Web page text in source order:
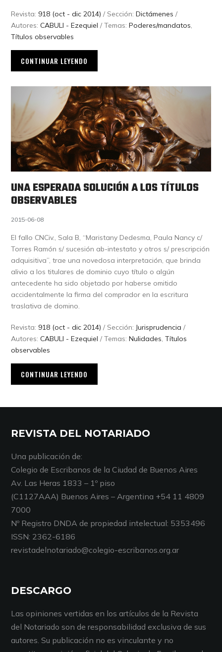
Revista: 918 (oct - dic 2014) / Sección:Dictámenes /
Autores:CABULI - Ezequiel / Temas:Poderes/mandatos
Títulos observables
CONTINUAR LEYENDO
UNA ESPERADA SOLUCIÓN A LOS TÍTULOS
OBSERVABLES
2015-06-08
El fallo CNCiv., Sala B, “Maristany Dedesma, Paula Nancy c/
Torres Ramón s/ sucesión ab-intestato y otros s/ prescripción
adquisitiva”, trae una novedosa interpretación, que brinda
alivio a los titulares de dominio cuyo título o algún
antecedente ha sido objetado por haberse omitido
accidentalmente la firma del comprador en la escritura
traslativa de domino.
Revista: 918 (oct - dic 2014) / Sección: Jurisprudencia /
Autores:CABULI - Ezequiel / Temas:Nulidades,Títulos
observables
CONTINUAR LEYENDO
REVISTA DEL NOTARIADO
Una publicación de:
Colegio de Escribanos de la Ciudad de Buenos Aires
Av. Las Heras 1833 – 1º piso
(C1127AAA) Buenos Aires – Argentina +54 11 4809
7000
Nº Registro DNDA de propiedad intelectual: 5353496
ISSN: 2362-6186
revistadelnotariado@colegio-escribanos.org.ar
DESCARGO
Las opiniones vertidas en los artículos de la Revista
del Notariado son de responsabilidad exclusiva de sus
autores. Su publicación no es vinculante y no